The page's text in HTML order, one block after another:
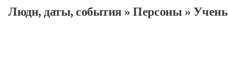
Люди, даты, cобытия»Персоны »